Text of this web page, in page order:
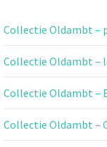
Collectie Oldambt –
Collectie Oldambt –
Collectie Oldambt –
Collectie Oldambt –